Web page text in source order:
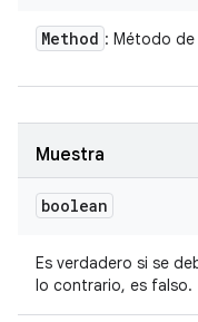
Method : Método
Muestra
boolean
Es verdadero si se
lo contrario, es falso.